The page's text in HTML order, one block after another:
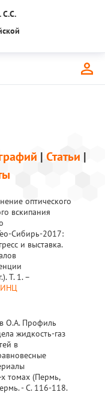
| Статьи |
оптического
вскипания
Сибирь-2017:
и выставка.
Т. 1. –
О.А. Профиль
жидкость-газ
в
томах (Пермь,
- C. 116-118.